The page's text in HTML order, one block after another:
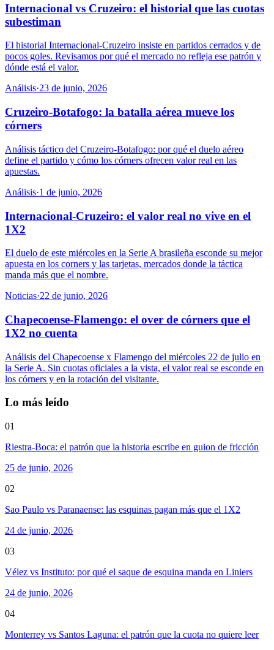
Internacional vs Cruzeiro: el historial que las cuotas
subestiman
El historial Internacional-Cruzeiro insiste en partidos cerrados y de
pocos goles. Revisamos por qué el mercado no refleja ese patrón y
dónde está el valor.
Análisis·23 de junio, 2026
Cruzeiro-Botafogo: la batalla aérea mueve los
córners
Análisis táctico del Cruzeiro-Botafogo: por qué el duelo aéreo
define el partido y cómo los córners ofrecen valor real en las
apuestas.
Análisis·1 de junio, 2026
Internacional-Cruzeiro: el valor real no vive en el
1X2
El duelo de este miércoles en la Serie A brasileña esconde su mejor
apuesta en los corners y las tarjetas, mercados donde la táctica
manda más que el nombre.
Noticias·22 de junio, 2026
Chapecoense-Flamengo: el over de córners que el
1X2 no cuenta
Análisis del Chapecoense x Flamengo del miércoles 22 de julio en
la Serie A. Sin cuotas oficiales a la vista, el valor real se esconde en
los córners y en la rotación del visitante.
Lo más leído
01
Riestra-Boca: el patrón que la historia escribe en guion de fricción
25 de junio, 2026
02
Sao Paulo vs Paranaense: las esquinas pagan más que el 1X2
24 de junio, 2026
03
Vélez vs Instituto: por qué el saque de esquina manda en Liniers
24 de junio, 2026
04
Monterrey vs Santos Laguna: el patrón que la cuota no quiere leer